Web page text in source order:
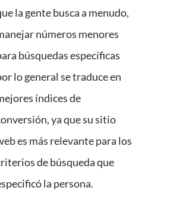
la gente busca a menudo,
números menores
búsquedas específicas
lo general se traduce en
índices de
ya que su sitio
es más relevante para los
de búsqueda que
la persona.